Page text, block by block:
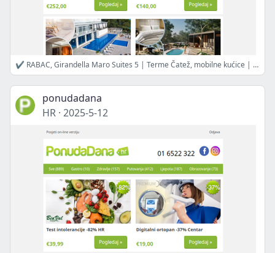
✔ RABAC, Girandella Maro Suites 5 | Terme Čatež, mobilne kućice | SPA odmor u adults only Hotelu Ola 4 | Hotel Villa Vrsar 3 | PROLJETNI ODMOR u Hotelu Malin 4 | Proljeće u Park Villas by Morenia 4 | Mobilne kućice u Termama Čatež
ponudadana
HR · 2025-5-12